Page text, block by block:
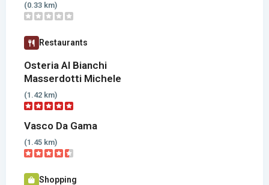
(0.33 km)
Restaurants
Osteria Al Bianchi
Masserdotti Michele
(1.42 km)
Vasco Da Gama
(1.45 km)
Shopping